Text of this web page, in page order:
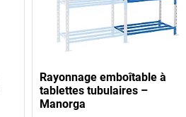
Rayonnage emboîtable à
tablettes tubulaires –
Manorga